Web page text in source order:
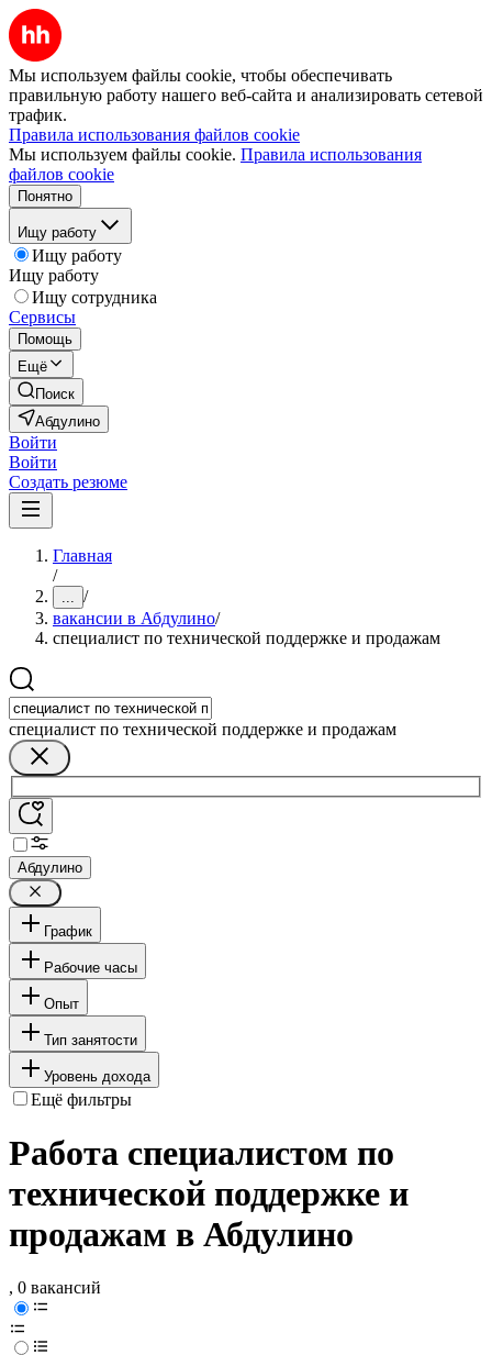
Мы используем файлы cookie, чтобы обеспечивать
правильную работу нашего веб-сайта и анализировать сетевой
трафик.
Правила использования файлов cookie
Мы используем файлы cookie. Правила использования
файлов cookie
Понятно
Ищу работу
Ищу работу
Ищу работу
Ищу сотрудника
Сервисы
Помощь
Ещё
Поиск
Абдулино
Войти
Войти
Создать резюме
Главная
/
... /
вакансии в Абдулино/
специалист по технической поддержке и продажам
специалист по технической поддержке и продажам
Абдулино
График
Рабочие часы
Опыт
Тип занятости
Уровень дохода
Ещё фильтры
Работа специалистом по
технической поддержке и
продажам в Абдулино
, 0 вакансий